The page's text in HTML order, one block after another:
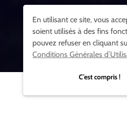
En utilisant ce site, vous
soient utilisés à des fins
pouvez refuser en cliquant
Conditions Générales
C’est compris !